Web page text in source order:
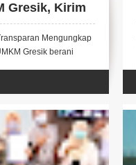
Gresik, Kirim
Mengungkap
Gresik berani